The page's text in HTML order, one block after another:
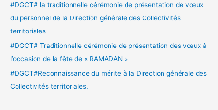
r
:
#DGCT# la traditionnelle cérémonie de présentation de vœux
du personnel de la Direction générale des Collectivités
territoriales
#DGCT# Traditionnelle cérémonie de présentation des vœux à
l’occasion de la fête de « RAMADAN »
#DGCT#Reconnaissance du mérite à la Direction générale des
Collectivités territoriales.